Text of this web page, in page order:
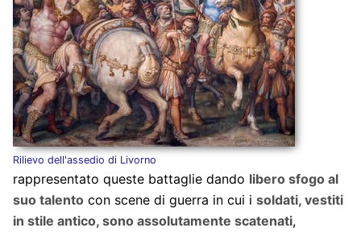
Rilievo dell'assedio di Livorno
rappresentato queste battaglie dando libero sfogo al
suo talentocon scene di guerra in cui i soldati, vestiti
in stile antico, sono assolutamente scatenati,